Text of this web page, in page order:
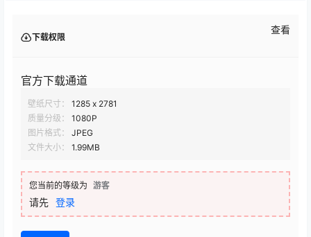
下载权限
查看
官方下载通道
壁纸尺寸：
1285 x 2781
质量分级：
1080P
图片格式：
JPEG
文件大小：
1.99MB
您当前的等级为 游客
请先 登录